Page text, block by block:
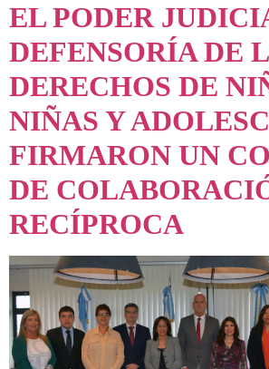
EL PODER
DEFENSORÍA DE
DERECHOS DE
NIÑAS Y
FIRMARON UN
DE
RECÍPROCA